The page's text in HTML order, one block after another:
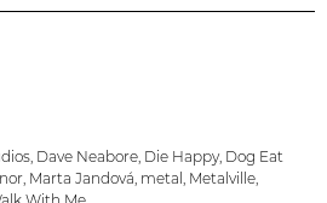
, Dave Neabore, Die Happy, Dog Eat
, Marta Jandová, metal , Metalville,